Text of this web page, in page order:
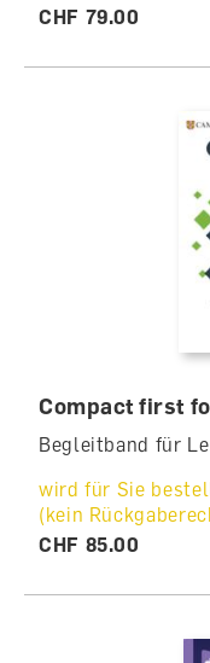
CHF 79.00
Compact first
Begleitband für
wird für Sie
(kein
CHF 85.00